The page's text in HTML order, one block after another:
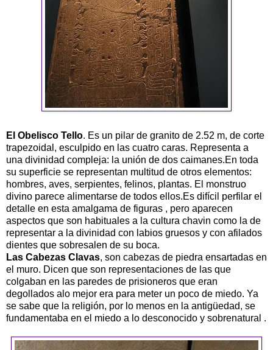
El Obelisco Tello. Es un pilar de granito de 2.52 m, de corte
trapezoidal, esculpido en las cuatro caras. Representa a
una divinidad compleja: la unión de dos caimanes.En toda
su superficie se representan multitud de otros elementos:
hombres, aves, serpientes, felinos, plantas. El monstruo
divino parece alimentarse de todos ellos.Es difícil perfilar el
detalle en esta amalgama de figuras , pero aparecen
aspectos que son habituales a la cultura chavin como la de
representar a la divinidad con labios gruesos y con afilados
dientes que sobresalen de su boca.
Las Cabezas Clavas, son cabezas de piedra ensartadas en
el muro. Dicen que son representaciones de las que
colgaban en las paredes de prisioneros que eran
degollados alo mejor era para meter un poco de miedo. Ya
se sabe que la religión, por lo menos en la antigüedad, se
fundamentaba en el miedo a lo desconocido y sobrenatural .